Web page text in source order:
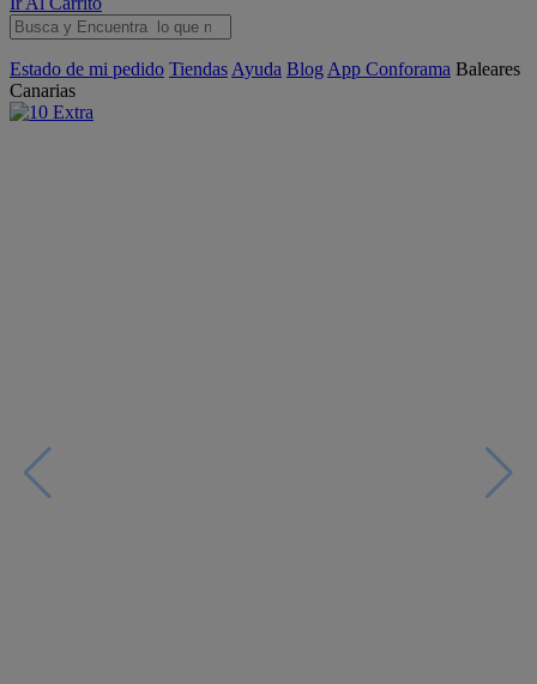
Estado de mi pedido Tiendas Ayuda Blog App Conforama Baleares
Canarias